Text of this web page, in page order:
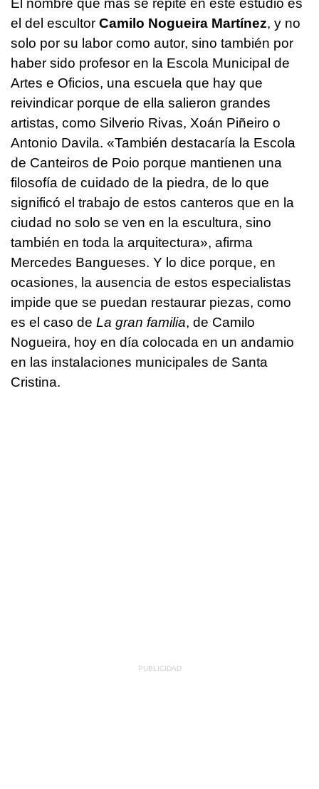
El nombre que más se repite en este estudio es
el del escultor Camilo Nogueira Martínez, y no
solo por su labor como autor, sino también por
haber sido profesor en la Escola Municipal de
Artes e Oficios, una escuela que hay que
reivindicar porque de ella salieron grandes
artistas, como Silverio Rivas, Xoán Piñeiro o
Antonio Davila. «También destacaría la Escola
de Canteiros de Poio porque mantienen una
filosofía de cuidado de la piedra, de lo que
significó el trabajo de estos canteros que en la
ciudad no solo se ven en la escultura, sino
también en toda la arquitectura», afirma
Mercedes Bangueses. Y lo dice porque, en
ocasiones, la ausencia de estos especialistas
impide que se puedan restaurar piezas, como
es el caso de La gran familia, de Camilo
Nogueira, hoy en día colocada en un andamio
en las instalaciones municipales de Santa
Cristina.